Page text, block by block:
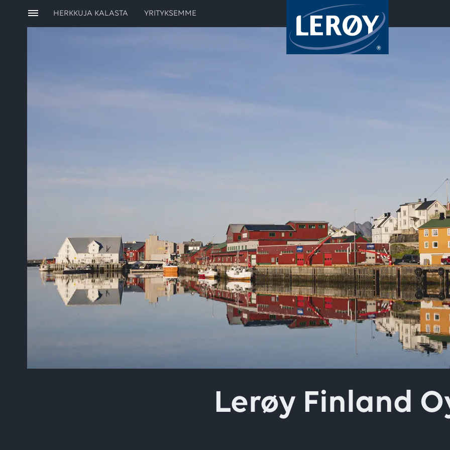
HERKKUJA KALASTA YRITYKSEMME
Kirjoita hakusi yllä olevaan kenttään
Lerøy Finland